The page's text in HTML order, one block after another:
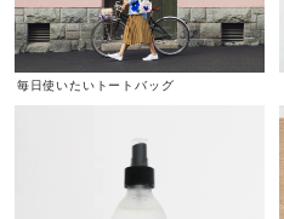
毎日使いたいトートバッグ